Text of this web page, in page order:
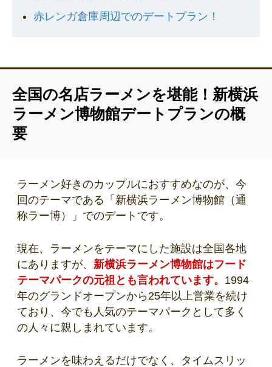
赤レンガ倉庫周辺でのデートプラン！
全国の名店ラーメンを堪能！新横浜
ラーメン博物館デートプランの概
要
ラーメン好きのカップルにおすすめなのが、今
回のテーマである「新横浜ラーメン博物館（通
称ラー博）」でのデートです。
現在、ラーメンをテーマにした施設は全国各地
にありますが、 新横浜ラーメン博物館はフード
テーマパークの元祖とも言われています。 1994
年のグランドオープンから25年以上営業を続け
ており、今でも人気のテーマパークとして多く
の人々に親しまれています。
ラーメンを味わえるだけでなく、タイムスリッ